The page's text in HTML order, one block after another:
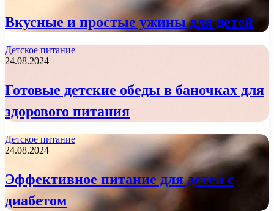
Вкусные и простые ужины для детей
Детское питание
24.08.2024
Готовые детские обеды в баночках для
здорового питания
Детское питание
24.08.2024
Эффективное питание для детей с
диабетом